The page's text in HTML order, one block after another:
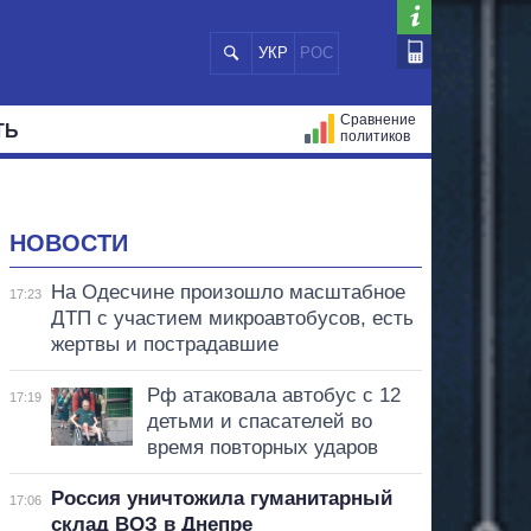
УКР РОС
Сравнение
политиков
НОВОСТИ
17:23
На Одесчине произошло масштабное
ДТП с участием микроавтобусов, есть
жертвы и пострадавшие
17:19
Рф атаковала автобус с 12
детьми и спасателей во
время повторных ударов
17:06
Россия уничтожила гуманитарный
склад ВОЗ в Днепре